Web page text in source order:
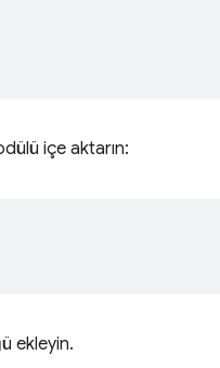
içe aktarın:
ekleyin.